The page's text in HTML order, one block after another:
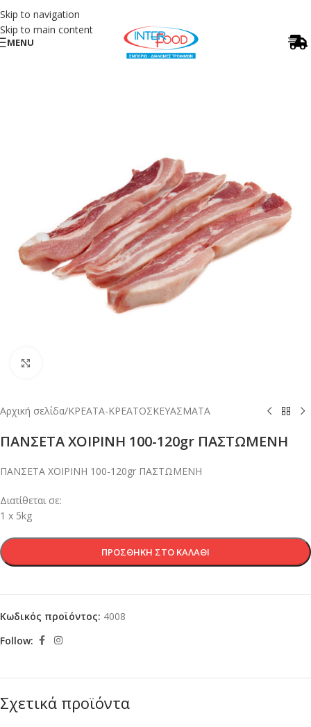
Skip to navigation
Skip to main content
MENU
Αρχική σελίδα/ΚΡΕΑΤΑ-ΚΡΕΑΤΟΣΚΕΥΑΣΜΑΤΑ
ΠΑΝΣΕΤΑ ΧΟΙΡΙΝΗ 100-120gr ΠΑΣΤΩΜΕΝΗ
ΠΑΝΣΕΤΑ ΧΟΙΡΙΝΗ 100-120gr ΠΑΣΤΩΜΕΝΗ
Διατίθεται σε:
1 x 5kg
ΠΡΟΣΘΉΚΗ ΣΤΟ ΚΑΛΆΘΙ
Κωδικός προϊόντος: 4008
Follow:
Σχετικά προϊόντα